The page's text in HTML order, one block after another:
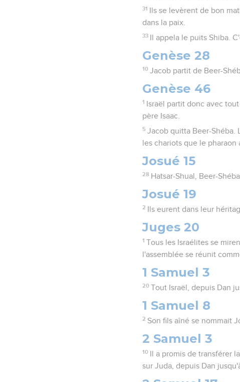
31
Ils se levèrent de bon
dans la paix.
33 Il appela le puits Shiba.
Genèse 28
10 Jacob partit de Beer-
Genèse 46
1
Israël partit donc avec
père Isaac.
5 Jacob quitta Beer-Shéba.
les chariots que le
Josué 15
28 Hatsar-Shual, Beer-
Josué 19
2 Ils eurent dans leur
Juges 20
1 Tous les Israélites se
l'assemblée se réunit
1 Samuel 3
20 Tout Israël, depuis Dan
1 Samuel 8
2 Son fils aîné se nommait
2 Samuel 3
10
Il a promis de transférer
sur Juda, depuis Dan